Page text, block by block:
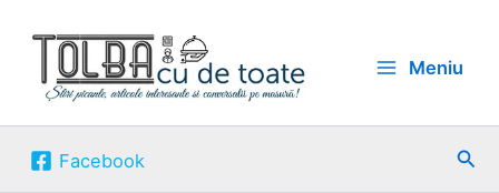
content
Meniu
Facebook